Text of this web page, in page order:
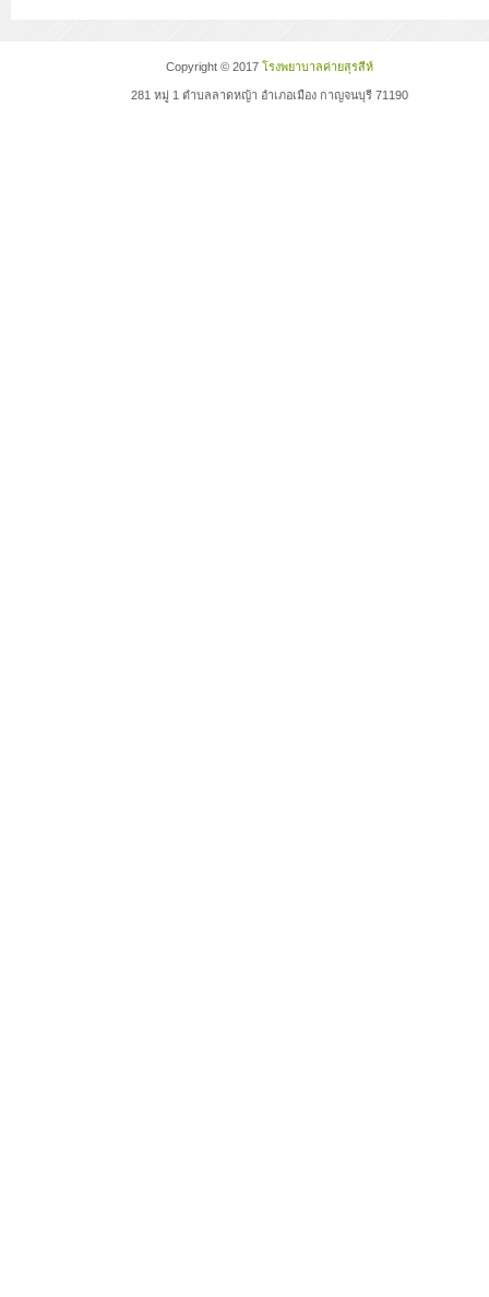
Copyright © 2017โรงพยาบาลค่ายสุรสีห์
281 หมู่ 1 ตำบลลาดหญ้า อำเภอเมือง กาญจนบุรี 71190